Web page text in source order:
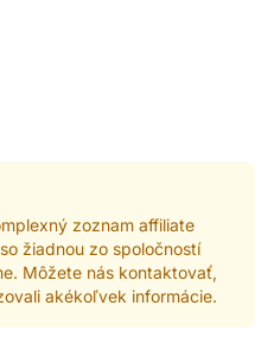
zoznam affiliate
žiadnou zo spoločností
Môžete nás kontaktovať,
akékoľvek informácie.